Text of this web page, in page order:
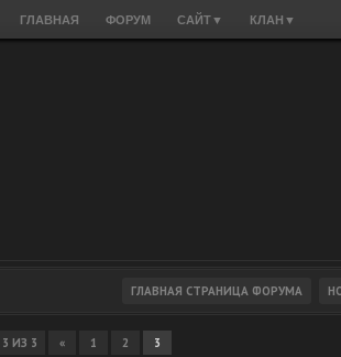
ГЛАВНАЯ ФОРУМ САЙТ▼ КЛАН ▼
3 ИЗ 3 « 1 2 3